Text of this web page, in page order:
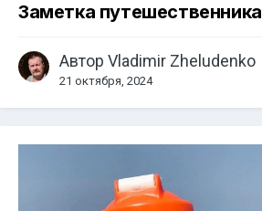
Заметка путешественника
Автор Vladimir Zheludenko
21 октября, 2024